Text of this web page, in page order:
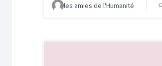
les amies de l'Humanité